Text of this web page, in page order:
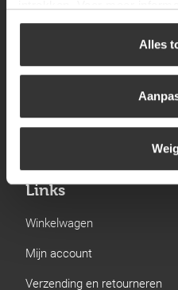
uw keuze op onze website
Alles
BBQ
Kamperen
Gastechniek
Links
Winkelwagen
Mijn account
Verzending en retourneren